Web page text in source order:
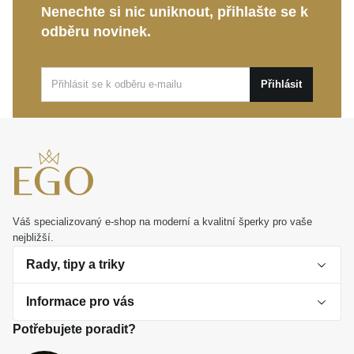
gestu.
prsty, na kterých hladký motiv vynikne s naprostou
grácií.
Tento klenot představuje dokonalou volbu pro
osobní talisman, nebo nezapomenutelný dárek, tento
prsten bude provázet vaše jedinečné životní příběhy s
nadčasovou noblesou.
Nenechte si nic uniknout, přihlašte se k
odběru novinek.
Přihlásit
Váš specializovaný e-shop na moderní a kvalitní šperky pro vaše
nejbližší.
Rady, tipy a triky
O perlách
Jak vybrat perlový šperk
Informace pro vás
Potřebujete poradit?